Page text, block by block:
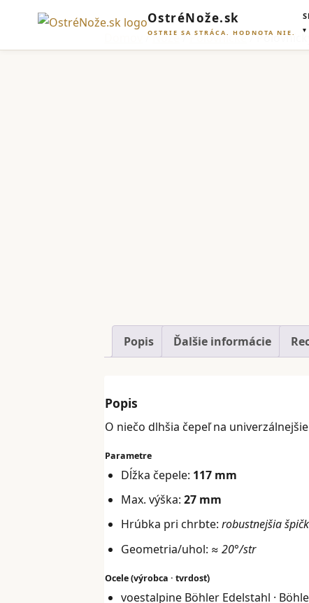
OstréNože.sk
OSTRIE SA STRÁCA. HODNOTA NIE.
/Nože /Poľovnícke/ Poľovnícky
Popis Ďalšie informácie
Popis
O niečo dlhšia čepeľ na
Parametre
Dĺžka čepele: 117 mm
Max. výška: 27 mm
Hrúbka pri chrbte: robustnejšia
Geometria/uhol: ≈ 20°/str
Ocele (výrobca · tvrdosť)
voestalpine Böhler Edelstahl ·